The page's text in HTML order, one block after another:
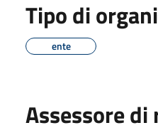
Tipo di
ente
Assessore